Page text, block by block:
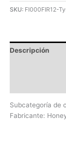
SKU: FI000FIR12-
Descripción
Subcategoría de
Fabricante: